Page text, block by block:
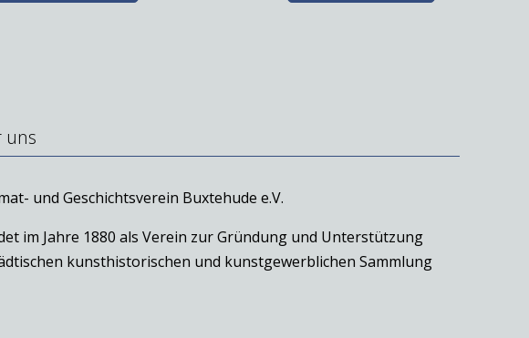
uns
und Geschichtsverein Buxtehude e.V.
im Jahre 1880 als Verein zur Gründung und Unterstützung
kunsthistorischen und kunstgewerblichen Sammlung